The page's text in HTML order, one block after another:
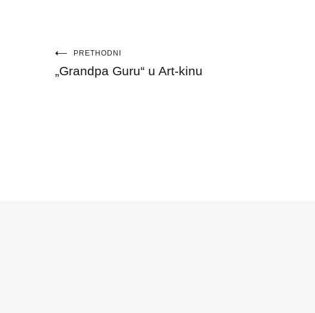
Navigacija
objava
PRETHODNI
„Grandpa Guru“ u Art-kinu